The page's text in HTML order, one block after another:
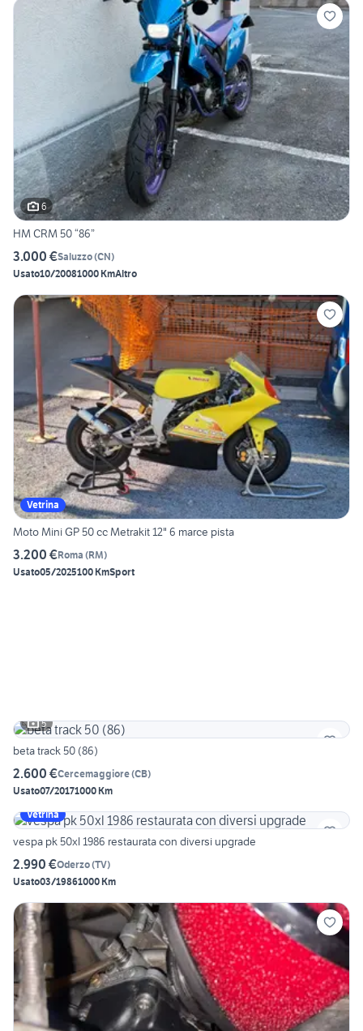
6
HM CRM 50 “86”
3.000 €Saluzzo(CN)
Usato10/20081000 KmAltro
Vetrina
Moto Mini GP 50 cc Metrakit 12" 6 marce pista
3.200 €Roma (RM)
Usato05/2025100 KmSport
5
beta track 50 (86)
2.600 €Cercemaggiore(CB)
Usato07/20171000 Km
Vetrina
vespa pk 50xl 1986 restaurata con diversi upgrade
2.990 €Oderzo(TV)
Usato03/19861000 Km